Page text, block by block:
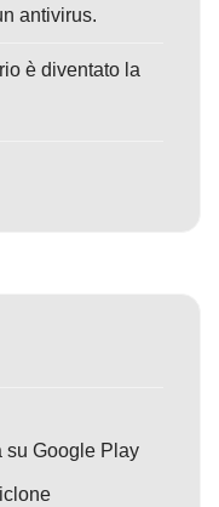
antivirus.
è diventato la
su Google Play